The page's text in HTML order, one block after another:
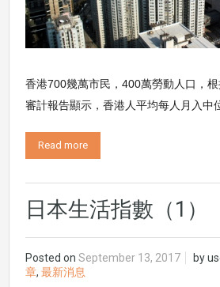
香港700幾萬市民，400萬勞動人口，
審計報告顯示，香港人平均每人月入
Read more
日本生活指數（1）
Posted onSeptember 13, 2017 by
章,最新消息